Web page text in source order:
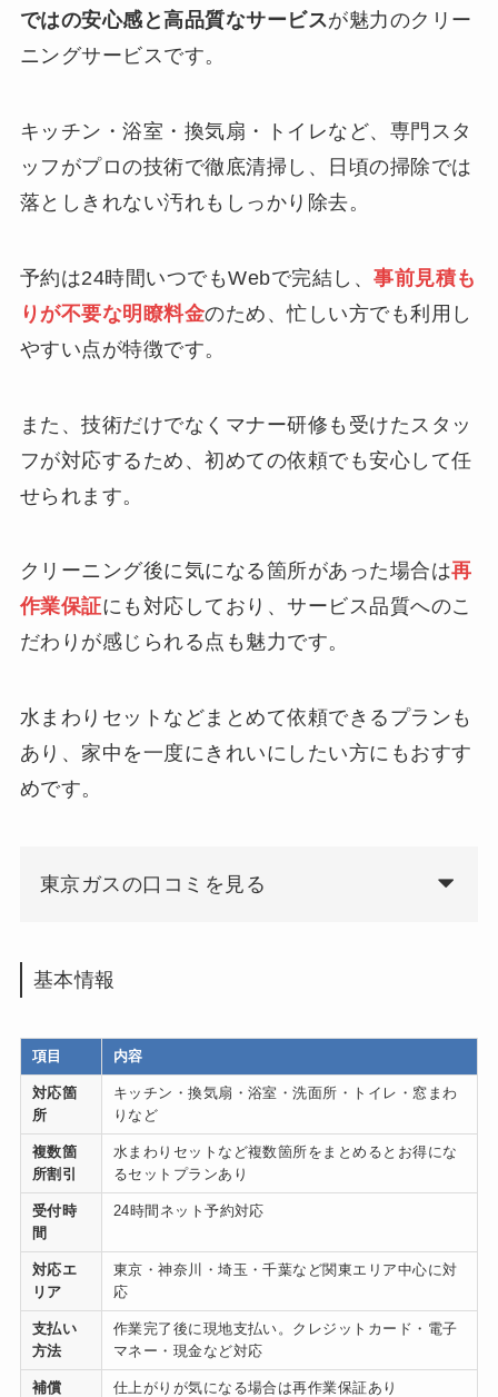
ではの安心感と高品質なサービスが魅力のクリー
ニングサービスです。
キッチン・浴室・換気扇・トイレなど、専門スタ
ッフがプロの技術で徹底清掃し、日頃の掃除では
落としきれない汚れもしっかり除去。
予約は24時間いつでもWebで完結し、事前見積も
りが不要な明瞭料金のため、忙しい方でも利用し
やすい点が特徴です。
また、技術だけでなくマナー研修も受けたスタッ
フが対応するため、初めての依頼でも安心して任
せられます。
クリーニング後に気になる箇所があった場合は再
作業保証にも対応しており、サービス品質へのこ
だわりが感じられる点も魅力です。
水まわりセットなどまとめて依頼できるプランも
あり、家中を一度にきれいにしたい方にもおすす
めです。
東京ガスの口コミを見る
基本情報
項目 内容
対応箇
所
キッチン・換気扇・浴室・洗面所・トイレ・窓まわ
りなど
複数箇
所割引
水まわりセットなど複数箇所をまとめるとお得にな
るセットプランあり
受付時
間
24時間ネット予約対応
対応エ
リア
東京・神奈川・埼玉・千葉など関東エリア中心に対
応
支払い
方法
作業完了後に現地支払い。クレジットカード・電子
マネー・現金など対応
補償 仕上がりが気になる場合は再作業保証あり